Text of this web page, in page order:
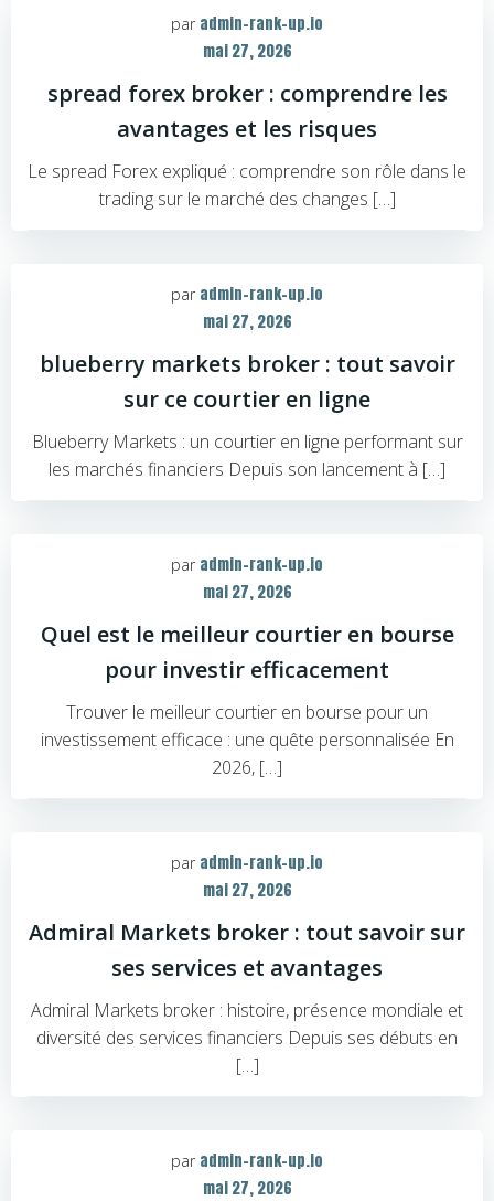
par admin-rank-up.io
mai 27, 2026
spread forex broker : comprendre les
avantages et les risques
Le spread Forex expliqué : comprendre son rôle dans le
trading sur le marché des changes […]
par admin-rank-up.io
mai 27, 2026
blueberry markets broker : tout savoir
sur ce courtier en ligne
Blueberry Markets : un courtier en ligne performant sur
les marchés financiers Depuis son lancement à […]
par admin-rank-up.io
mai 27, 2026
Quel est le meilleur courtier en bourse
pour investir efficacement
Trouver le meilleur courtier en bourse pour un
investissement efficace : une quête personnalisée En
2026, […]
par admin-rank-up.io
mai 27, 2026
Admiral Markets broker : tout savoir sur
ses services et avantages
Admiral Markets broker : histoire, présence mondiale et
diversité des services financiers Depuis ses débuts en
[…]
par admin-rank-up.io
mai 27, 2026